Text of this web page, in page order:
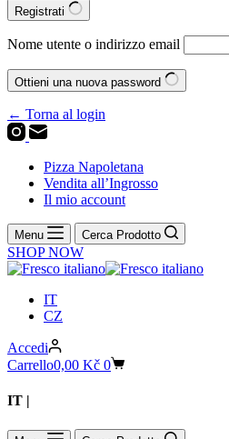
Registrati
Nome utente o indirizzo email
Ottieni una nuova password
← Torna al login
Pizza Napoletana
Vendita all’Ingrosso
Il mio account
Menu Cerca Prodotto
SHOP NOW
IT
CZ
Accedi
Carrello0,00 Kč 0
IT |